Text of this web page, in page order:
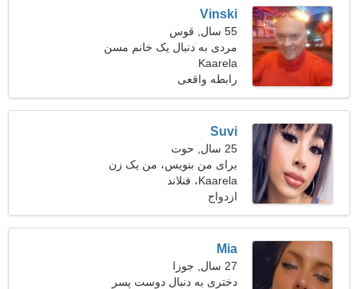
Vinski
55 سال, قوس
مردی به دنبال یک خانم مسن
45-53
Kaarela
رابطه واقعی
Suvi
25 سال, حوت
برای من بنویس، من یک زن
منحصر به فرد هستم
Kaarela، فنلاند
ازدواج
Mia
27 سال, جوزا
دختری به دنبال دوست پسر